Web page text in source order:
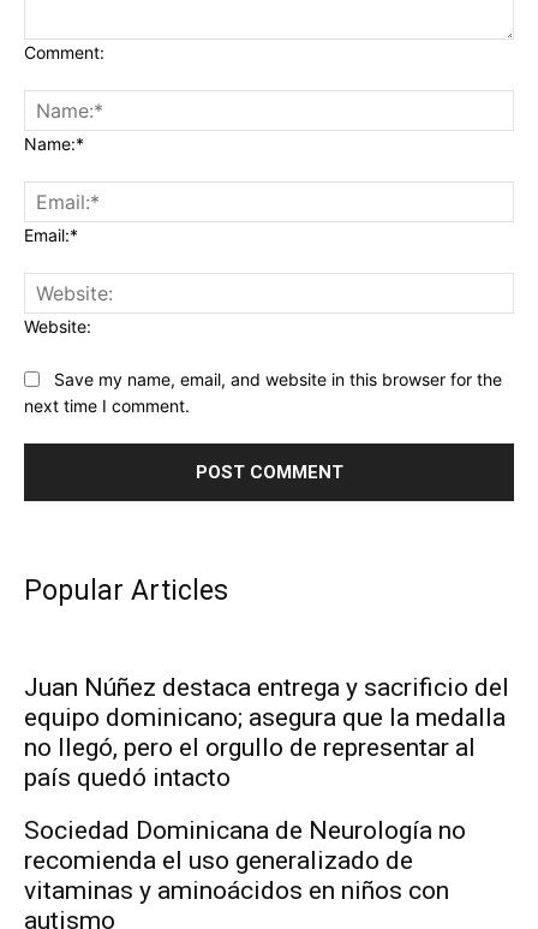
Comment:
Name:*
Email:*
Website:
Save my name, email, and website in this browser for the
next time I comment.
Popular Articles
Juan Núñez destaca entrega y sacrificio del
equipo dominicano; asegura que la medalla
no llegó, pero el orgullo de representar al
país quedó intacto
Sociedad Dominicana de Neurología no
recomienda el uso generalizado de
vitaminas y aminoácidos en niños con
autismo